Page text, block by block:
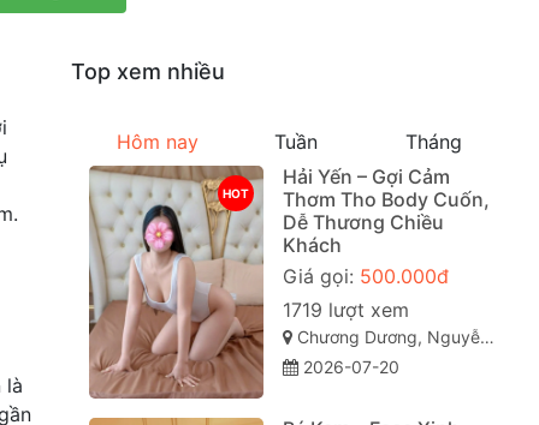
là
Top xem nhiều
Hôm nay Tuần Tháng
HOT
Hải Yến – Gợi Cảm
Thơm Tho Body Cuốn,
Dễ Thương Chiều
Khách
Giá gọi: 500.000đ
1719 lượt xem
Chương Dương, Nguyễn Văn Cừ, Quy Nhơn, Bình Định
2026-07-20